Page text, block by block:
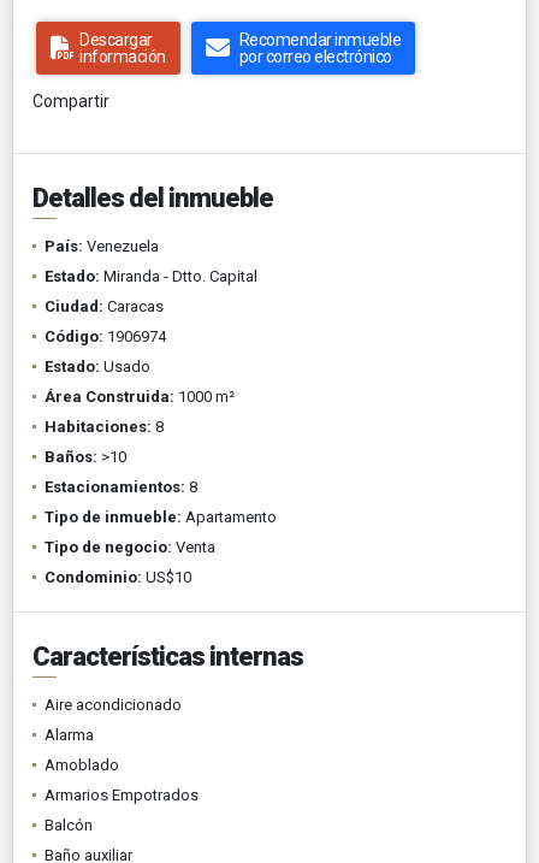
Descargar
información
Recomendar inmueble
por correo electrónico
Compartir
Detalles del inmueble
País: Venezuela
Estado: Miranda - Dtto. Capital
Ciudad: Caracas
Código: 1906974
Estado: Usado
Área Construida: 1000 m²
Habitaciones: 8
Baños: >10
Estacionamientos: 8
Tipo de inmueble: Apartamento
Tipo de negocio: Venta
Condominio: US$10
Características internas
Aire acondicionado
Alarma
Amoblado
Armarios Empotrados
Balcón
Baño auxiliar